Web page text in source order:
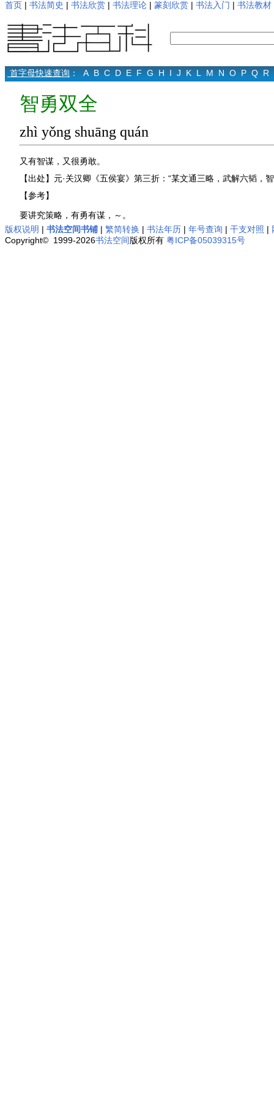
首页 | 书法简史 | 书法欣赏 | 书法理论 | 篆刻欣赏 | 书法入门 | 书法教材
首字母快速查询： A B C D E F G H I J K L M N O P Q R
智勇双全
zhì yǒng shuāng quán
又有智谋，又很勇敢。
【出处】元·关汉卿《五侯宴》第三折：“某文通三略，武解六韬，
【参考】
要讲究策略，有勇有谋，～。
版权说明 | 书法空间书铺 | 繁简转换 | 书法年历 | 年号查询 | 干支对照 |
Copyright© 1999-2026书法空间版权所有 粤ICP备05039315号